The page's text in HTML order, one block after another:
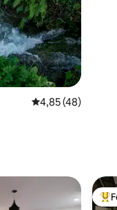
Gemiddelde
4,85 (48)